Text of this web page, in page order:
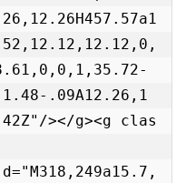
.09A12.26,1
></g><g clas